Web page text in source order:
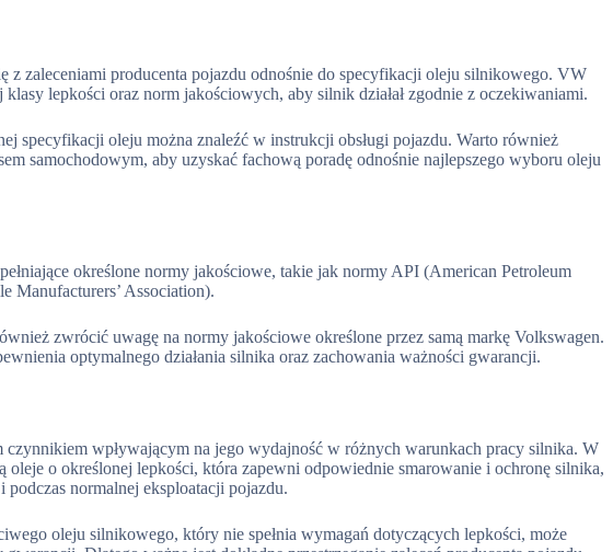
z zaleceniami producenta pojazdu odnośnie do specyfikacji oleju silnikowego. VW
lepkości oraz norm jakościowych, aby silnik działał zgodnie z oczekiwaniami.
specyfikacji oleju można znaleźć w instrukcji obsługi pojazdu. Warto również
samochodowym, aby uzyskać fachową poradę odnośnie najlepszego wyboru oleju
określone normy jakościowe, takie jak normy API (American Petroleum
Manufacturers’ Association).
zwrócić uwagę na normy jakościowe określone przez samą markę Volkswagen.
optymalnego działania silnika oraz zachowania ważności gwarancji.
wpływającym na jego wydajność w różnych warunkach pracy silnika. W
o określonej lepkości, która zapewni odpowiednie smarowanie i ochronę silnika,
normalnej eksploatacji pojazdu.
oleju silnikowego, który nie spełnia wymagań dotyczących lepkości, może